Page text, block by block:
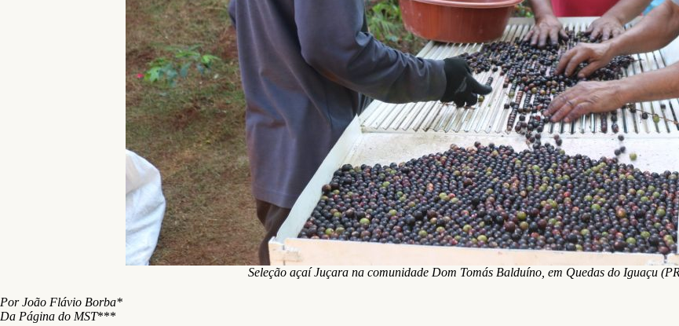
Seleção açaí Juçara na comunidade Dom Tomás Balduíno, em Quedas do Iguaçu
Por João Flávio Borba*
Da Página do MST***